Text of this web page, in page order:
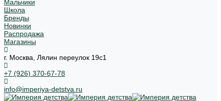
Мальчики
Школа
Бренды
Новинки
Распродажа
Магазины
г. Москва, Лялин переулок 19с1
+7 (926) 370-67-78
info@imperiya-detstva.ru